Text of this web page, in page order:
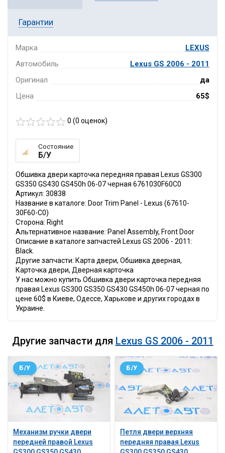
Гарантии
Марка
LEXUS
Автомобиль
Lexus GS 2006 - 2011
Оригинал
да
Цена
65$
0 (0 оценок)
Состояние
Б/У
Обшивка двери карточка передняя правая Lexus GS300
GS350 GS430 GS450h 06-07 черная 6761030F60C0
Артикул: 30838
Название в каталоге: Door Trim Panel - Lexus (67610-
30F60-C0)
Сторона: Right
Альтернативное название: Panel Assembly, Front Door
Описание в каталоге запчастей Lexus GS 2006 - 2011:
Black.
Другие запчасти: Карта двери, Обшивка дверная,
Карточка двери, Дверная карточка
У нас можно купить Обшивка двери карточка передняя
правая Lexus GS300 GS350 GS430 GS450h 06-07 черная по
цене 60$ в Киеве, Одессе, Харькове и других городах в
Украине.
Другие запчасти для Lexus GS 2006 - 2011
Механизм ручки двери
передней правой Lexus
Б/У
Петля двери верхняя
передняя правая Lexus
Б/У